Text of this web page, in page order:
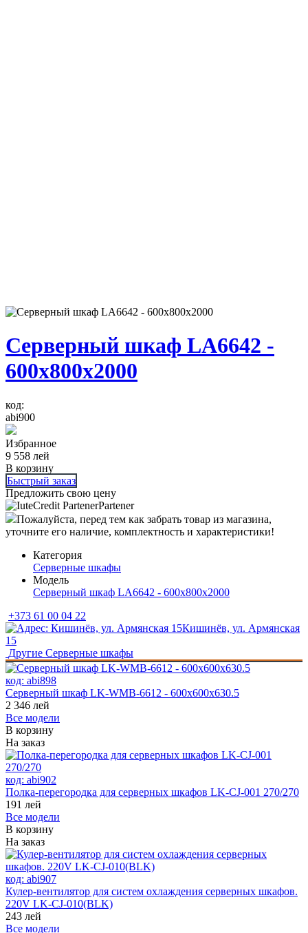
Серверный шкаф LA6642 -
600x800x2000
код:
abi900
Избранное
9 558 лей
В корзину
Быстрый заказ
Предложить свою цену
Partener
Пожалуйста, перед тем как забрать товар из магазина,
уточните его наличие, комплектность и характеристики!
Категория
Серверные шкафы
Модель
Серверный шкаф LA6642 - 600x800x2000
+373 61 00 04 22
Кишинёв, ул. Армянская
15
Другие Серверные шкафы
код: abi898
Серверный шкаф LK-WMB-6612 - 600x600x630.5
2 346 лей
Все модели
В корзину
На заказ
код: abi902
Полка-перегородка для серверных шкафов LK-CJ-001 270/270
191 лей
Все модели
В корзину
На заказ
код: abi907
Кулер-вентилятор для систем охлаждения серверных шкафов.
220V LK-CJ-010(BLK)
243 лей
Все модели